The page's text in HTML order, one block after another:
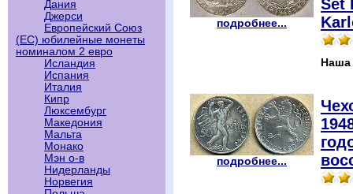
Дания
Джерси
Европейский Союз
(ЕС) юбилейные монеты
номиналом 2 евро
Исландия
Испания
Италия
Кипр
Люксембург
Македония
Мальта
Монако
Мэн о-в
Нидерланды
Норвегия
подробнее...
Set
Наша
подробнее...